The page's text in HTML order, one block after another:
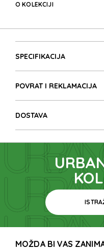
O KOLEKCIJI
SPECIFIKACIJA
POVRAT I REKLAMACIJA
DOSTAVA
MOŽDA BI VAS